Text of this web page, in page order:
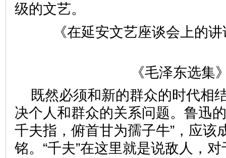
级的文艺。
《在延安文艺座谈会上的
《毛泽东选集
既然必须和新的群众的时代相
决个人和群众的关系问题。鲁迅
千夫指，俯首甘为孺子牛”，应该
铭。“千夫”在这里就是说敌人，